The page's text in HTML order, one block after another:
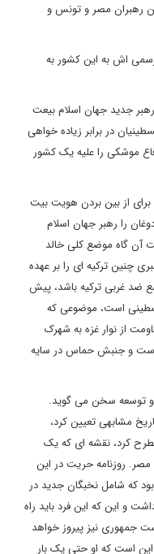
رهبران مصر و تونس و
اش به این کشور به
جدید جهان اسلام بیعت
در برابر زیاده خواهی
موشکی را علیه یک کشور
برای از بین بردن هویت بیت
را رهبر جهان اسلام
آن گاه موضع کلی خالد
چنین ترکیه ای را بر عهده
ضد غربی ترکیه باشد، پیش
است، موضوعی که
از نوار غزه به شهرک
است و جنبش حماس در سایه
و توسعه سخن می گوید.
بود. اردوغان نیز برای پروژه خود تاریخ مشابهی تعیین کرد،
کرد، نقشه ای که یک
روزنامه حریت در این
که شامل نخبگان جدید در
و این که این فرد باید راه
جمهوری نیز پیروز خواهد
است که او حتی یک بار